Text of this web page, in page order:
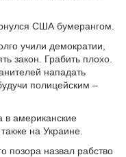
США бумерангом.
учили демократии,
закон. Грабить плохо.
нападать
полицейским –
в американские
на Украине.
позора назвал рабство